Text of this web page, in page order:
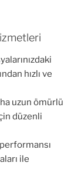
hızlı ve
uzun ömürlü
düzenli
ile